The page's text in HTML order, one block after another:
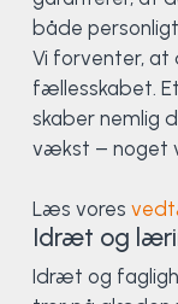
både
Vi forventer, at
fællesskabet.
skaber nemlig
vækst – noget
Læs vores
Idræt og
Idræt og
Klatring
Løb
OCR
Padel
Pardans